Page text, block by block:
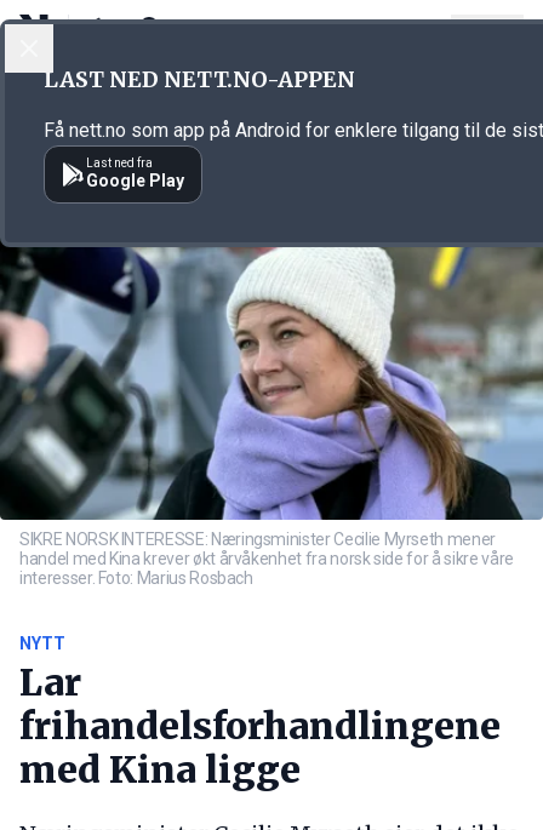
Annonsørinnhold
SIKRE NORSK INTERESSE: Næringsminister Cecilie Myrseth mener
handel med Kina krever økt årvåkenhet fra norsk side for å sikre våre
interesser. Foto: Marius Rosbach
NYTT
Lar
frihandelsforhandlingene
med Kina ligge
LAST NED NETT.NO-APPEN
Få nett.no som app på Android for enklere tilgang til de
Last ned fra
Google Play